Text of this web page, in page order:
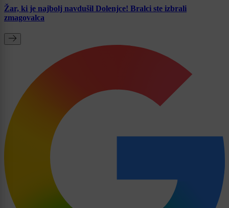
Žar, ki je najbolj navdušil Dolenjce! Bralci ste izbrali
zmagovalca